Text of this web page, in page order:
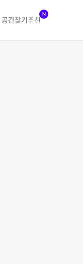
공간찾기 추천
N